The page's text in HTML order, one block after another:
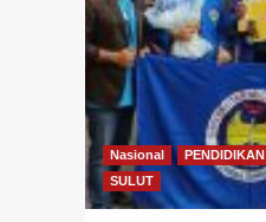
Nasional PENDIDIKAN
SULUT